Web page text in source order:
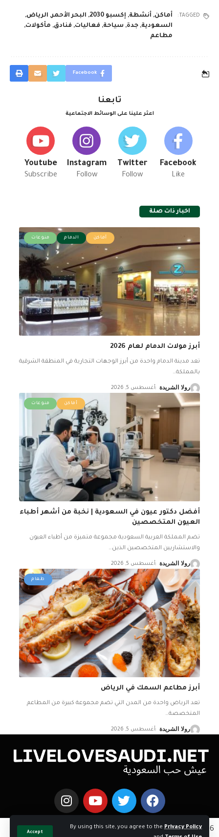
By using this site, you agree to the Privacy Policy
Accept
TAGGED: أماكن, أنشطة, إكسبو 2030 , البحر الأحمر, الرياض,
السعودية, جدة, سياحة, فعاليات, فنادق, مأكولات,
مطاعم
Facebook
تابعنا
اعثر علينا على الوسائط الاجتماعية
Facebook
Like
Twitter
Follow
Instagram
Follow
Youtube
Subscribe
اخبار ذات صلة
أماكن الدمام منوعات
أبرز مولات الدمام لعام 2026
تعد مدينة الدمام واحدة من أبرز الوجهات التجارية في المنطقة الشرقية
بالمملكة…
رولا الشريدة أغسطس 5, 2026
أماكن منوعات
أفضل دكتور عيون في السعودية | نخبة من أشهر أطباء
العيون المتخصصين
تضم المملكة العربية السعودية مجموعة متميزة من أطباء العيون
والاستشاريين المتخصصين الذين…
رولا الشريدة أغسطس 5, 2026
طعام
أبرز مطاعم السمك في الرياض
تعد الرياض واحدة من المدن التي تضم مجموعة كبيرة من المطاعم
المتخصصة…
رولا الشريدة أغسطس 5, 2026
Copyright © 2026 اخبار السعوديه | Powered by